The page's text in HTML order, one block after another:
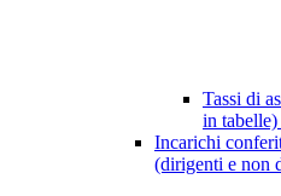
Tassi di
in tabelle)
Incarichi
(dirigenti e non